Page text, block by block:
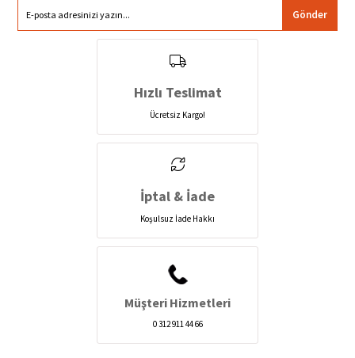
Gönder
Hızlı Teslimat
Ücretsiz Kargo!
İptal & İade
Koşulsuz İade Hakkı
Müşteri Hizmetleri
0 312 911 44 66